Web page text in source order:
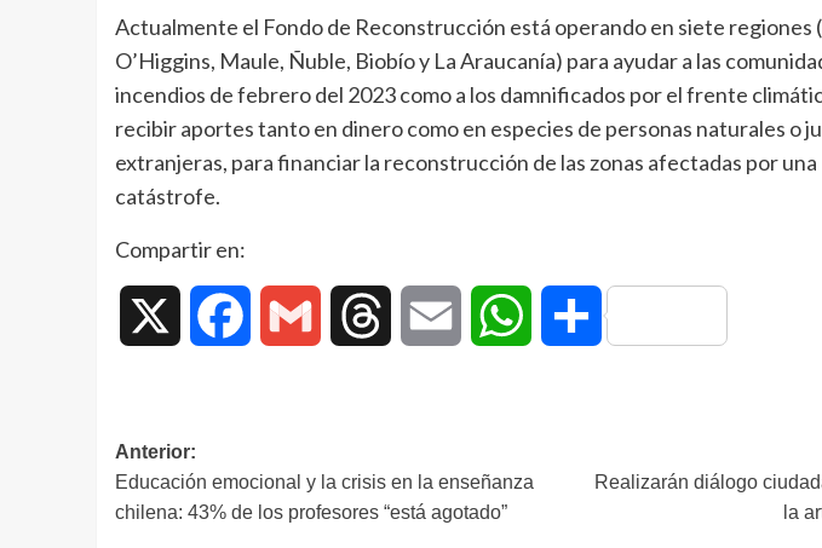
Actualmente el Fondo de Reconstrucción está operando en siete regiones
O’Higgins, Maule, Ñuble, Biobío y La Araucanía) para ayudar a las
incendios de febrero del 2023 como a los damnificados por el frente
recibir aportes tanto en dinero como en especies de personas naturales o
extranjeras, para financiar la reconstrucción de las zonas afectadas por una
catástrofe.
Compartir en:
Facebook Gmail Threads Email WhatsAppCompartir
Anterior:
Educación emocional y la crisis en la enseñanza
chilena: 43% de los profesores “está agotado”
Realizarán diálogo
la